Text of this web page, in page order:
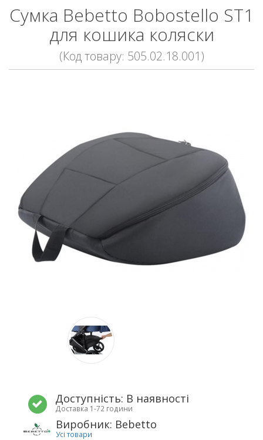
Сумка Bebetto Bobostello ST1
для кошика коляски
(Код товару: 505.02.18.001)
Доступність: В наявності
Доставка 1-72 години
Виробник: Bebetto
Усі товари